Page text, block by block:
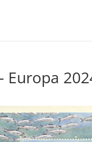
Europa